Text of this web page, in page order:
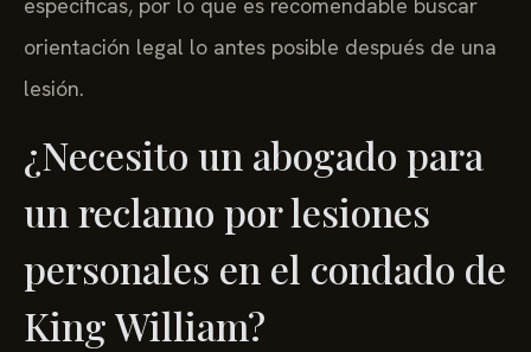
específicas, por lo que es recomendable buscar
orientación legal lo antes posible después de una
lesión.
¿Necesito un abogado para
un reclamo por lesiones
personales en el condado de
King William?